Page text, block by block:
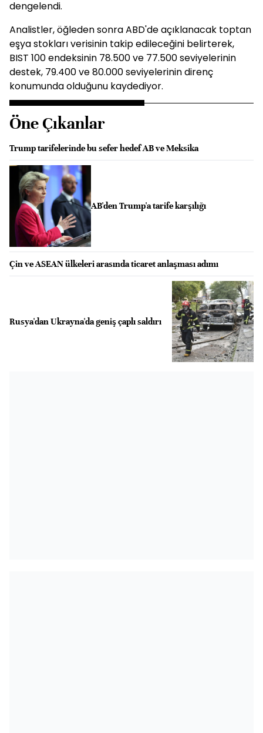
dengelendi.
Analistler, öğleden sonra ABD'de açıklanacak toptan
eşya stokları verisinin takip edileceğini belirterek,
BIST 100 endeksinin 78.500 ve 77.500 seviyelerinin
destek, 79.400 ve 80.000 seviyelerinin direnç
konumunda olduğunu kaydediyor.
Öne Çıkanlar
Trump tarifelerinde bu sefer hedef AB ve Meksika
AB'den Trump'a tarife karşılığı
Çin ve ASEAN ülkeleri arasında ticaret anlaşması adımı
Rusya'dan Ukrayna'da geniş çaplı saldırı